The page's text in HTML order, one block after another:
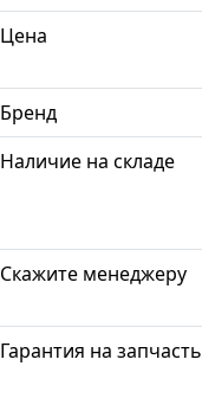
[137]
[5]
[2]
[1]
Цена
Бренд
Наличие на складе
Скажите менеджеру
Гарантия на запчасть